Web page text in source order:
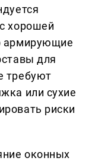
хорошей
армирующие
для
требуют
или сухие
риски
оконных